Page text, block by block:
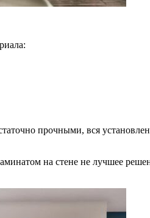
прочными, вся
на стене не лучшее